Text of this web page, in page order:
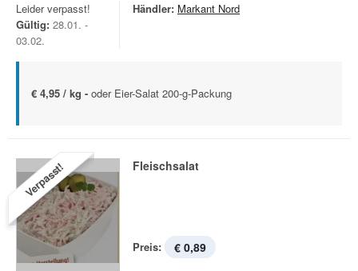
Leider verpasst!
Gültig: 28.01. -
03.02.
Händler: Markant Nord
€ 4,95 / kg - oder Eier-Salat 200-g-Packung
Verpasst! Fleischsalat
Preis: € 0,89